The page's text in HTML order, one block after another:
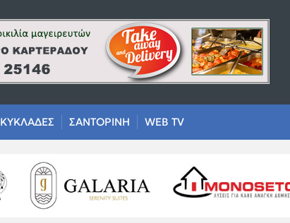
ΚΥΚΛΑΔΕΣ ΣΑΝΤΟΡΙΝΗ WEB TV